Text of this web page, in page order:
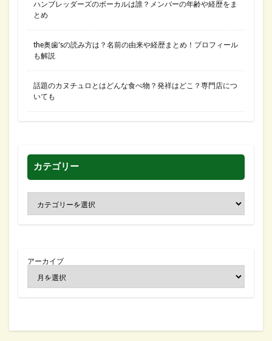
ハンブレッダーズのボーカルは誰？メンバーの年齢や経歴をま
とめ
the奥歯’sの読み方は？名前の由来や経歴まとめ！プロフィール
も解説
話題のカヌチュロとはどんな食べ物？発祥はどこ？専門店につ
いても
カテゴリー
アーカイブ